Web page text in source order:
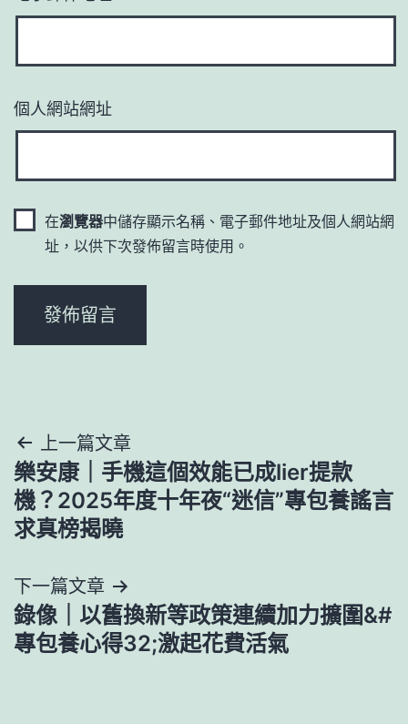
個人網站網址
在瀏覽器中儲存顯示名稱、電子郵件地址及個人網站網
址，以供下次發佈留言時使用。
文
章
導
覽
上一篇文章
樂安康｜手機這個效能已成lier提款
機？2025年度十年夜“迷信”專包養謠言
求真榜揭曉
下一篇文章
錄像｜以舊換新等政策連續加力擴圍&#
專包養心得32;激起花費活氣